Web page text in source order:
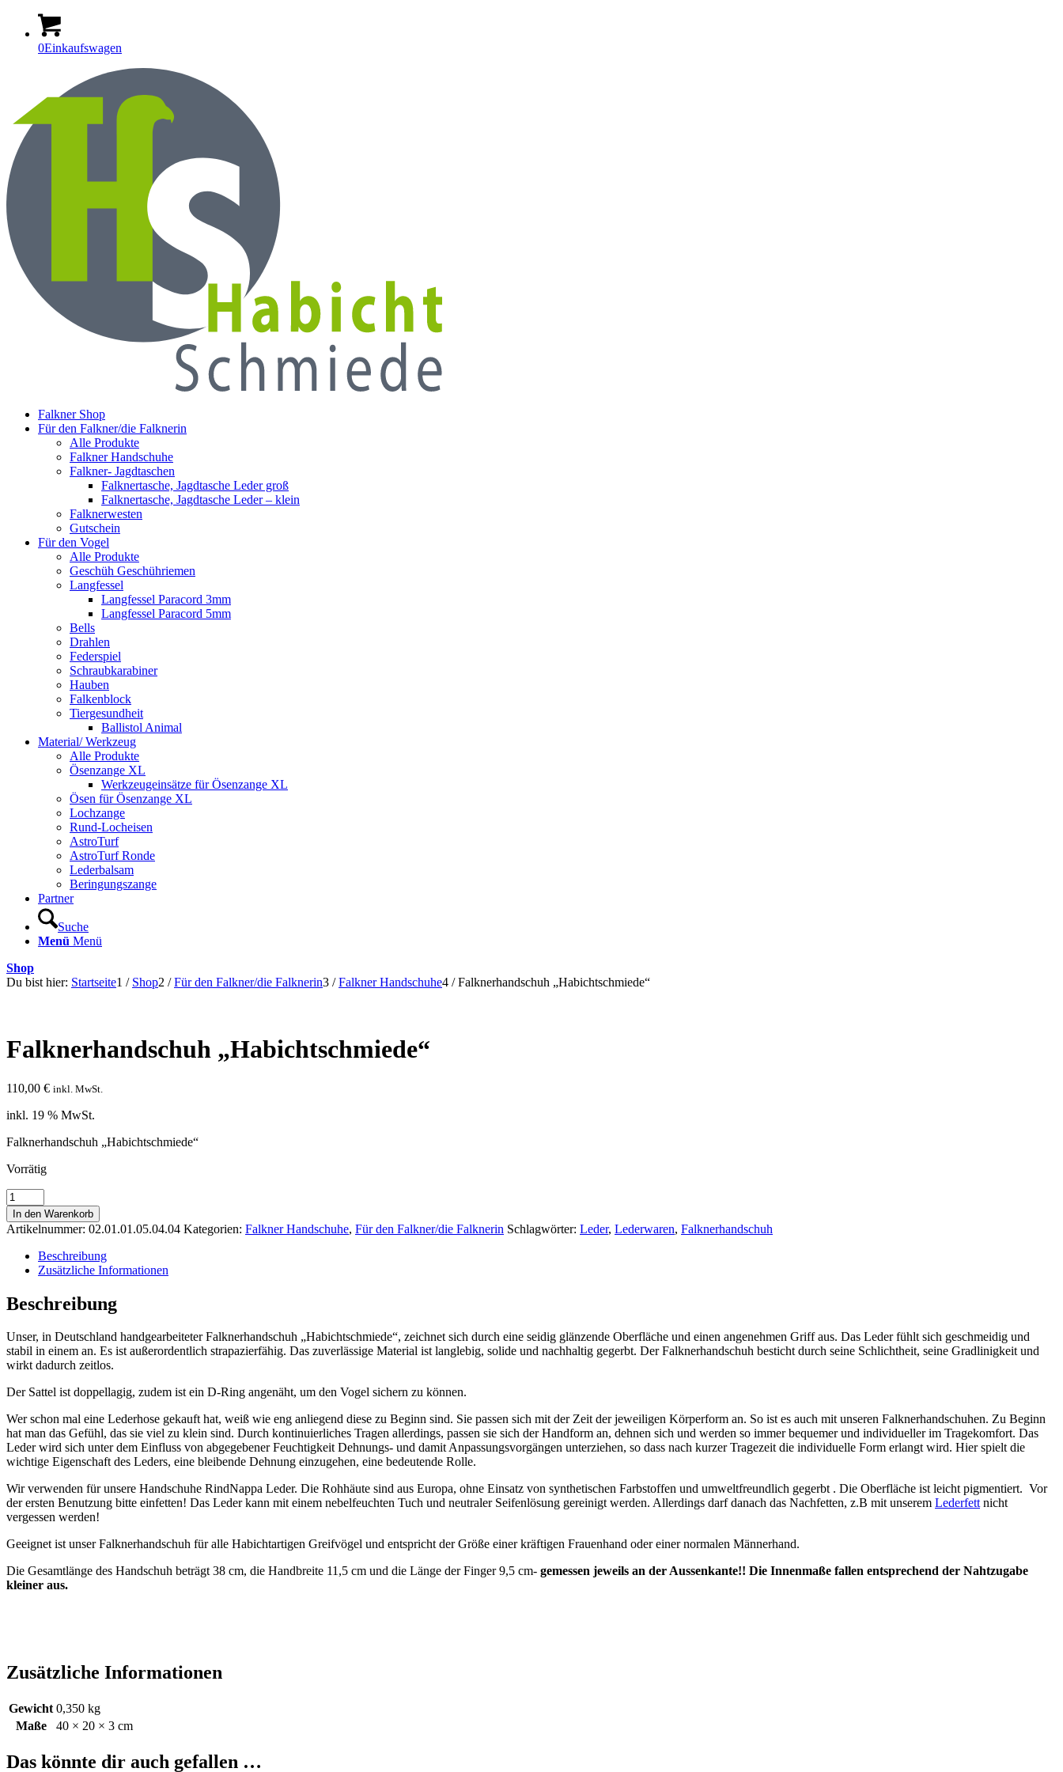
0Einkaufswagen
Falkner Shop
Für den Falkner/die Falknerin
Alle Produkte
Falkner Handschuhe
Falkner- Jagdtaschen
Falknertasche, Jagdtasche Leder groß
Falknertasche, Jagdtasche Leder – klein
Falknerwesten
Gutschein
Für den Vogel
Alle Produkte
Geschüh Geschühriemen
Langfessel
Langfessel Paracord 3mm
Langfessel Paracord 5mm
Bells
Drahlen
Federspiel
Schraubkarabiner
Hauben
Falkenblock
Tiergesundheit
Ballistol Animal
Material/ Werkzeug
Alle Produkte
Ösenzange XL
Werkzeugeinsätze für Ösenzange XL
Ösen für Ösenzange XL
Lochzange
Rund-Locheisen
AstroTurf
AstroTurf Ronde
Lederbalsam
Beringungszange
Partner
Suche
Menü Menü
Shop
Du bist hier: Startseite1 / Shop2 / Für den Falkner/die Falknerin3 / Falkner Handschuhe4 / Falknerhandschuh „Habichtschmiede“
Falknerhandschuh „Habichtschmiede“
110,00 € inkl. MwSt.
inkl. 19 % MwSt.
Falknerhandschuh „Habichtschmiede“
Vorrätig
Falknerhandschuh
"Habichtschmiede"
Menge
In den Warenkorb
Artikelnummer: 02.01.01.05.04.04 Kategorien: Falkner Handschuhe, Für den Falkner/die Falknerin Schlagwörter: Leder, Lederwaren, Falknerhandschuh
Beschreibung
Zusätzliche Informationen
Beschreibung
Unser, in Deutschland handgearbeiteter Falknerhandschuh „Habichtschmiede“, zeichnet sich durch eine seidig glänzende Oberfläche und einen angenehmen Griff aus. Das Leder fühlt sich geschmeidig und
stabil in einem an. Es ist außerordentlich strapazierfähig. Das zuverlässige Material ist langlebig, solide und nachhaltig gegerbt. Der Falknerhandschuh besticht durch seine Schlichtheit, seine Gradlinigkeit und
wirkt dadurch zeitlos.
Der Sattel ist doppellagig, zudem ist ein D-Ring angenäht, um den Vogel sichern zu können.
Wer schon mal eine Lederhose gekauft hat, weiß wie eng anliegend diese zu Beginn sind. Sie passen sich mit der Zeit der jeweiligen Körperform an. So ist es auch mit unseren Falknerhandschuhen. Zu Beginn
hat man das Gefühl, das sie viel zu klein sind. Durch kontinuierliches Tragen allerdings, passen sie sich der Handform an, dehnen sich und werden so immer bequemer und individueller im Tragekomfort. Das
Leder wird sich unter dem Einfluss von abgegebener Feuchtigkeit Dehnungs- und damit Anpassungsvorgängen unterziehen, so dass nach kurzer Tragezeit die individuelle Form erlangt wird. Hier spielt die
wichtige Eigenschaft des Leders, eine bleibende Dehnung einzugehen, eine bedeutende Rolle.
Wir verwenden für unsere Handschuhe RindNappa Leder. Die Rohhäute sind aus Europa, ohne Einsatz von synthetischen Farbstoffen und umweltfreundlich gegerbt . Die Oberfläche ist leicht pigmentiert. Vor
der ersten Benutzung bitte einfetten! Das Leder kann mit einem nebelfeuchten Tuch und neutraler Seifenlösung gereinigt werden. Allerdings darf danach das Nachfetten, z.B mit unserem Lederfettnicht
vergessen werden!
Geeignet ist unser Falknerhandschuh für alle Habichtartigen Greifvögel und entspricht der Größe einer kräftigen Frauenhand oder einer normalen Männerhand.
Die Gesamtlänge des Handschuh beträgt 38 cm, die Handbreite 11,5 cm und die Länge der Finger 9,5 cm- gemessen jeweils an der Aussenkante!! Die Innenmaße fallen entsprechend der Nahtzugabe
kleiner aus.
Zusätzliche Informationen
Gewicht 0,350 kg
Maße
40 × 20 × 3 cm
Das könnte dir auch gefallen …